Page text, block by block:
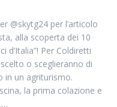
@skytg24 per l’articolo
alla scoperta dei 10
d’Italia”! Per Coldiretti
o sceglieranno di
in un agriturismo.
la prima colazione e